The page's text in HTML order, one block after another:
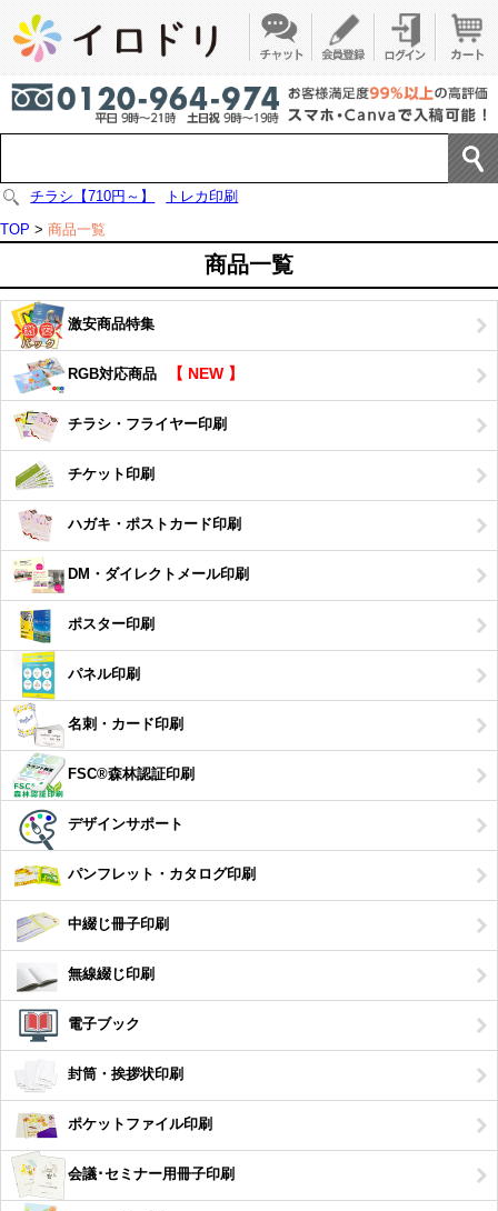
チラシ【710円～】
トレカ印刷
TOP > 商品一覧
商品一覧
激安商品特集
RGB対応商品 【 NEW 】
チラシ・フライヤー印刷
チケット印刷
ハガキ・ポストカード印刷
DM・ダイレクトメール印刷
ポスター印刷
パネル印刷
名刺・カード印刷
FSC®森林認証印刷
デザインサポート
パンフレット・カタログ印刷
中綴じ冊子印刷
無線綴じ印刷
電子ブック
封筒・挨拶状印刷
ポケットファイル印刷
会議･セミナー用冊子印刷